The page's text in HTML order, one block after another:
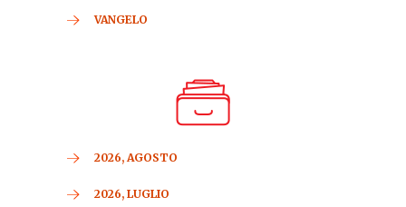
VANGELO
2026, AGOSTO
2026, LUGLIO